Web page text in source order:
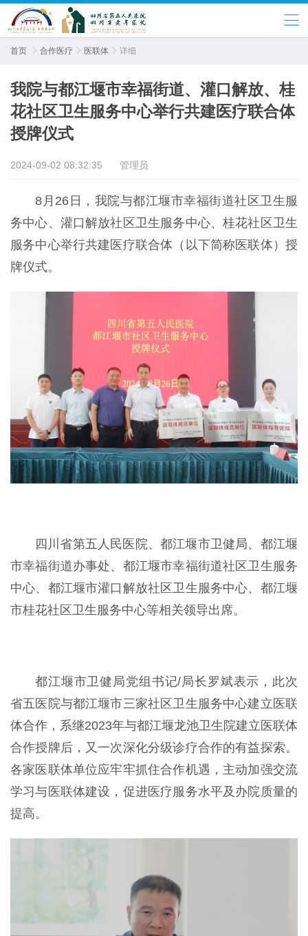
首页  合作医疗  医联体  详细
我院与都江堰市幸福街道、灌口解放、桂
花社区卫生服务中心举行共建医疗联合体
授牌仪式
2024-09-02 08:32:35 管理员
8月26日，我院与都江堰市幸福街道社区卫生服
务中心、灌口解放社区卫生服务中心、桂花社区卫生
服务中心举行共建医疗联合体（以下简称医联体）授
牌仪式。
四川省第五人民医院、都江堰市卫健局、都江堰
市幸福街道办事处、都江堰市幸福街道社区卫生服务
中心、都江堰市灌口解放社区卫生服务中心、都江堰
市桂花社区卫生服务中心等相关领导出席。
都江堰市卫健局党组书记/局长罗斌表示，此次
省五医院与都江堰市三家社区卫生服务中心建立医联
体合作，系继2023年与都江堰龙池卫生院建立医联体
合作授牌后，又一次深化分级诊疗合作的有益探索。
各家医联体单位应牢牢抓住合作机遇，主动加强交流
学习与医联体建设，促进医疗服务水平及办院质量的
提高。